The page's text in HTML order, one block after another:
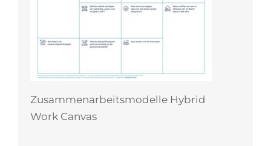
Zusammenarbeitsmodelle Hybrid
Work Canvas